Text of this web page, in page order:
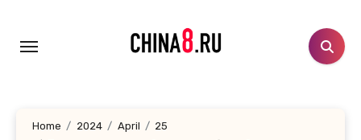
content
Home 2024 April
25